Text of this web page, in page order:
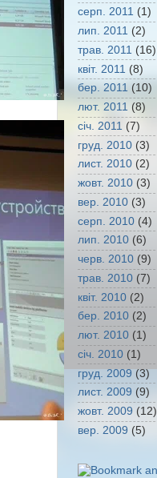
серп. 2011 (1)
лип. 2011 (2)
трав. 2011 (16)
квіт. 2011 (8)
бер. 2011(10)
лют. 2011 (8)
січ. 2011 (7)
груд. 2010(3)
лист. 2010(2)
жовт. 2010(3)
вер. 2010(3)
серп. 2010(4)
лип. 2010(6)
черв. 2010(9)
трав. 2010(7)
квіт. 2010(2)
бер. 2010(2)
лют. 2010(1)
січ. 2010(1)
груд. 2009(3)
лист. 2009 (9)
жовт. 2009 (12)
вер. 2009 (5)